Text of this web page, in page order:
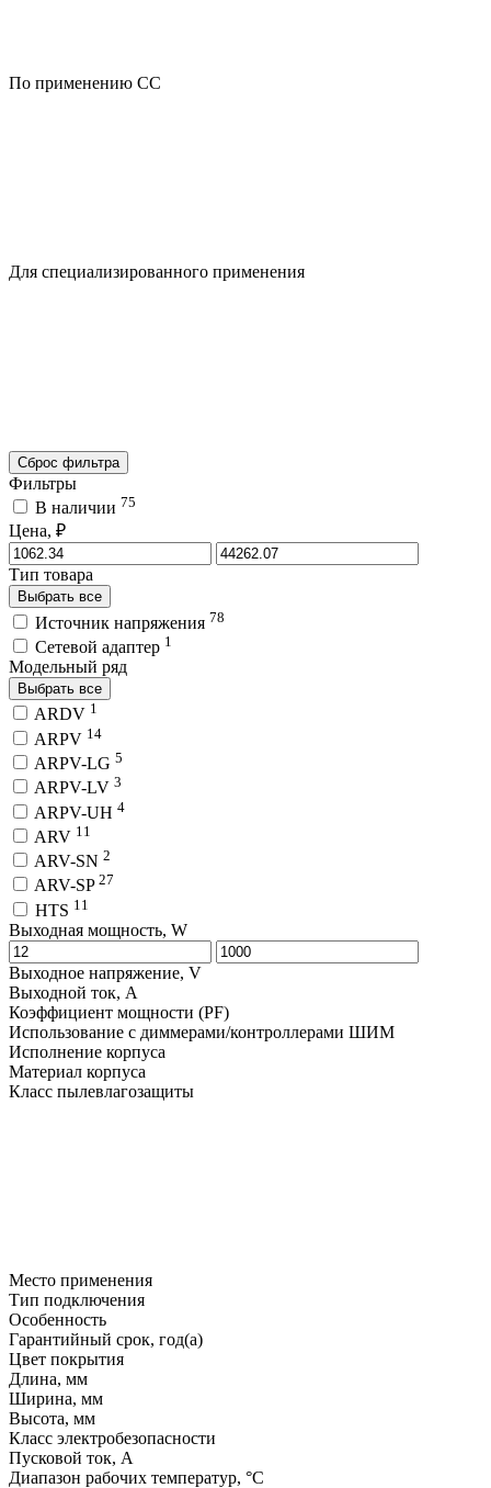
По применению CC
Для специализированного применения
Сброс фильтра
Фильтры
В наличии 75
Цена, ₽
Тип товара
Выбрать все
Источник напряжения 78
Сетевой адаптер 1
Модельный ряд
Выбрать все
ARDV 1
ARPV 14
ARPV-LG 5
ARPV-LV 3
ARPV-UH 4
ARV 11
ARV-SN 2
ARV-SP 27
HTS 11
Выходная мощность, W
Выходное напряжение, V
Выходной ток, A
Коэффициент мощности (PF)
Использование с диммерами/контроллерами ШИМ
Исполнение корпуса
Материал корпуса
Класс пылевлагозащиты
Место применения
Тип подключения
Особенность
Гарантийный срок, год(а)
Цвет покрытия
Длина, мм
Ширина, мм
Высота, мм
Класс электробезопасности
Пусковой ток, A
Диапазон рабочих температур, °C